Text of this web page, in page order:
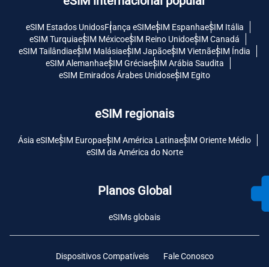
eSIM Estados UnidosFrança eSIMeSIM EspanhaeSIM Itália
eSIM TurquiaeSIM MéxicoeSIM Reino UnidoeSIM Canadá
eSIM TailândiaeSIM MalásiaeSIM JapãoeSIM VietnãeSIM Índia
eSIM AlemanhaeSIM GréciaeSIM Arábia Saudita
eSIM Emirados Árabes UnidoseSIM Egito
eSIM regionais
Ásia eSIMeSIM EuropaeSIM América LatinaeSIM Oriente Médio
eSIM da América do Norte
Planos Global
eSIMs globais
Dispositivos Compatíveis Fale Conosco